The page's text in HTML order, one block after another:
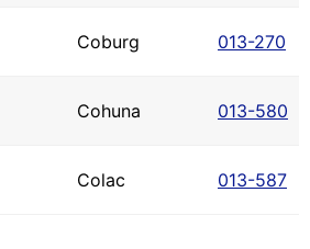
Coburg 013-270
Cohuna 013-580
Colac 013-587